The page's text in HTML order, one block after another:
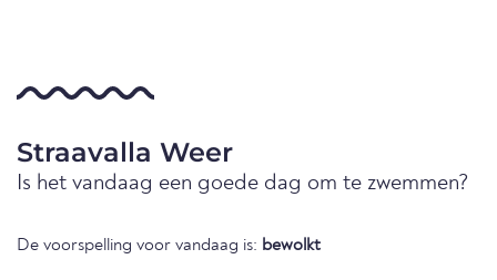
Straavalla Weer
Is het vandaag een goede dag om te zwemmen?
De voorspelling voor vandaag is: bewolkt